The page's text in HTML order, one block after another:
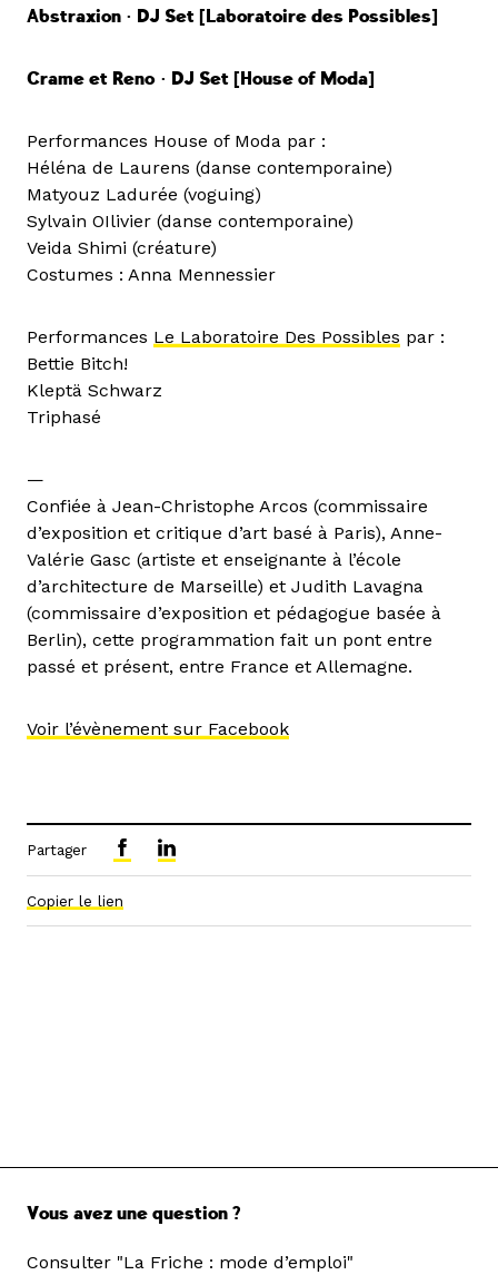
Abstraxion • DJ Set [Laboratoire des Possibles]
Crame et Reno • DJ Set [House of Moda]
Performances House of Moda par :
Héléna de Laurens (danse contemporaine)
Matyouz Ladurée (voguing)
Sylvain OIlivier (danse contemporaine)
Veida Shimi (créature)
Costumes : Anna Mennessier
Performances Le Laboratoire Des Possibles par :
Bettie Bitch!
Kleptä Schwarz
Triphasé
—
Confiée à Jean-Christophe Arcos (commissaire
d’exposition et critique d’art basé à Paris), Anne-
Valérie Gasc (artiste et enseignante à l’école
d’architecture de Marseille) et Judith Lavagna
(commissaire d’exposition et pédagogue basée à
Berlin), cette programmation fait un pont entre
passé et présent, entre France et Allemagne.
Voir l’évènement sur Facebook
Partager
Copier le lien
Vous avez une question ?
Consulter "La Friche : mode d’emploi"